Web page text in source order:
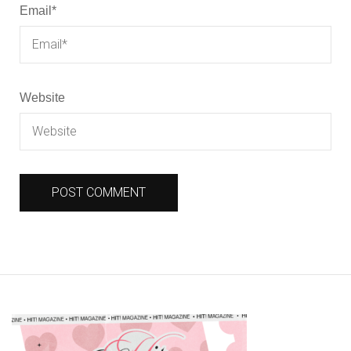
Email *
Website